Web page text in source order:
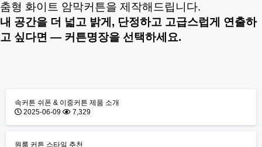
춤형 화이트 암막커튼을 제작해드립니다.
내 공간을 더 넓고 밝게, 단정하고 고급스럽게 연출하
고 싶다면 — 커튼명장을 선택하세요.
속커튼 쉬폰 & 이중커튼 제품 소개
2025-06-09
7,329
원룸 커튼 스타일 추천